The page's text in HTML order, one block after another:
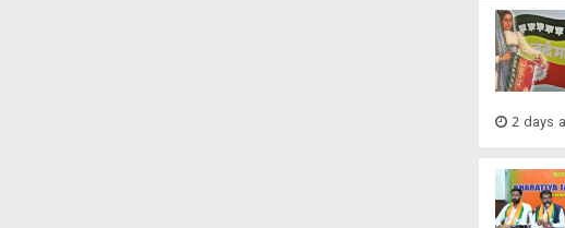
2 days